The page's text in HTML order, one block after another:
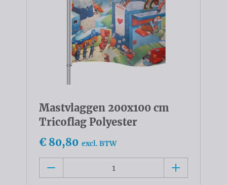
Mastvlaggen 200x100 cm
Tricoflag Polyester
€ 80,80 excl. BTW